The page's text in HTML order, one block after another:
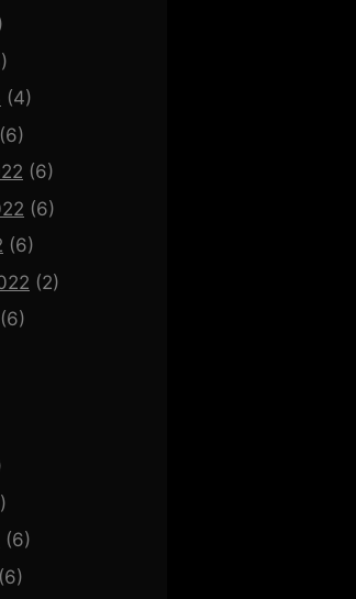
(4)
(6)
(6)
(6)
(6)
(2)
(6)
(6)
(6)